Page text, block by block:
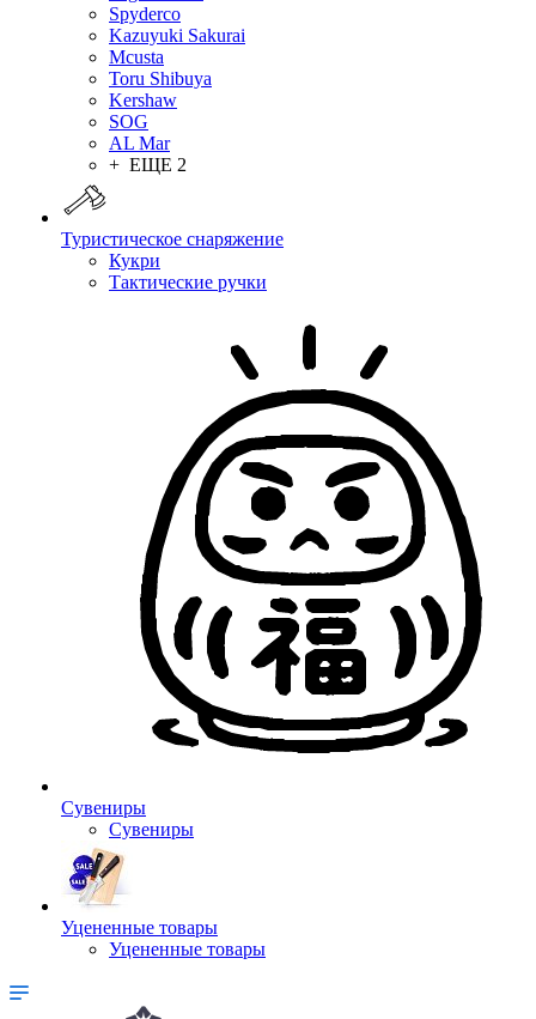
Spyderco
Kazuyuki Sakurai
Mcusta
Toru Shibuya
Kershaw
SOG
AL Mar
+ ЕЩЕ 2
Туристическое снаряжение
Кукри
Тактические ручки
Сувениры
Сувениры
Уцененные товары
Уцененные товары